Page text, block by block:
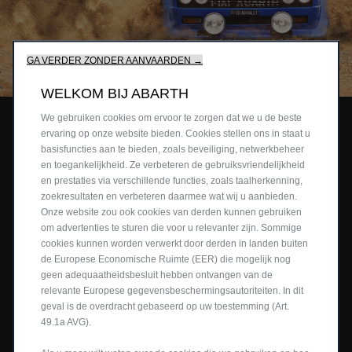
131 ABARTH, HET
VERHAAL VAN EEN
KAMPIOEN.
In 1982 reed de legendarische Fiat 131 Abarth
Rally zijn laatste race en rondde zo een van de
meest succesvolle hoofdstukken af in de
geschiedenis van de Scorpion. De Fiat 131 Abarth
GA VERDER ZONDER AANVAARDEN →
WELKOM BIJ ABARTH
We gebruiken cookies om ervoor te zorgen dat we u de beste
ervaring op onze website bieden. Cookies stellen ons in staat u
basisfuncties aan te bieden, zoals beveiliging, netwerkbeheer
en toegankelijkheid. Ze verbeteren de gebruiksvriendelijkheid
en prestaties via verschillende functies, zoals taalherkenning,
zoekresultaten en verbeteren daarmee wat wij u aanbieden.
Onze website zou ook cookies van derden kunnen gebruiken
om advertenties te sturen die voor u relevanter zijn. Sommige
cookies kunnen worden verwerkt door derden in landen buiten
de Europese Economische Ruimte (EER) die mogelijk nog
geen adequaatheidsbesluit hebben ontvangen van de
relevante Europese gegevensbeschermingsautoriteiten. In dit
geval is de overdracht gebaseerd op uw toestemming (Art.
49.1a AVG).